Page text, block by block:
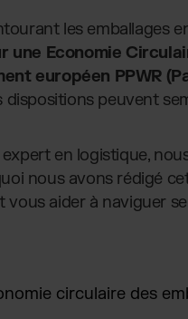
les emballages
une Economie
européen PPWR
dispositions peuvent
expert en logistique,
nous avons rédigé
vous aider à naviguer
circulaire des